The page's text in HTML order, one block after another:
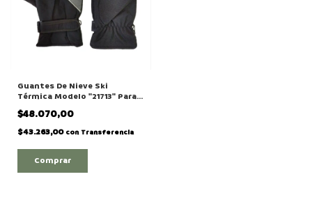
Guantes De Nieve Ski
Térmica Modelo "21713" Para
Adulto
$48.070,00
$43.263,00 con Transferencia
Comprar